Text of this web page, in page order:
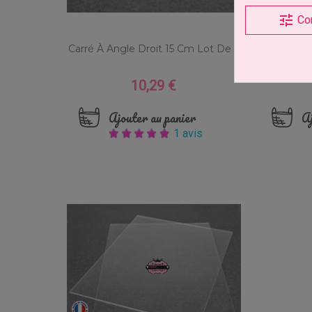
Carré À Angle Droit 15 Cm Lot De 2
Prix
10,29 €
Ajouter au panier
1 avis
tune